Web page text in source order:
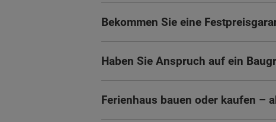
Bekommen Sie eine
Haben Sie Anspruch auf ein
Ferienhaus bauen oder kaufen –
Wonach